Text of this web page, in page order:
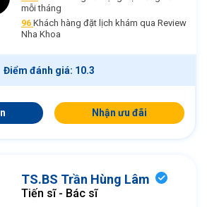
mỗi tháng
96 Khách hàng đặt lịch khám qua Review
Nha Khoa
Điểm đánh giá: 10.3
Nhận ưu đãi
TS.BS Trần Hùng Lâm
Tiến sĩ - Bác sĩ